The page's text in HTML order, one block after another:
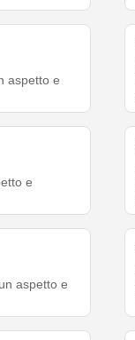
aspetto e
e
aspetto e